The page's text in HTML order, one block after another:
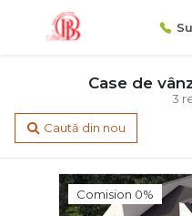
3
Case de
Caută din nou
Comision 0%